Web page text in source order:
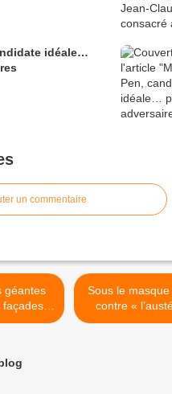
idéale…
un commentaire
façades
Sous le
contre «
Marche de